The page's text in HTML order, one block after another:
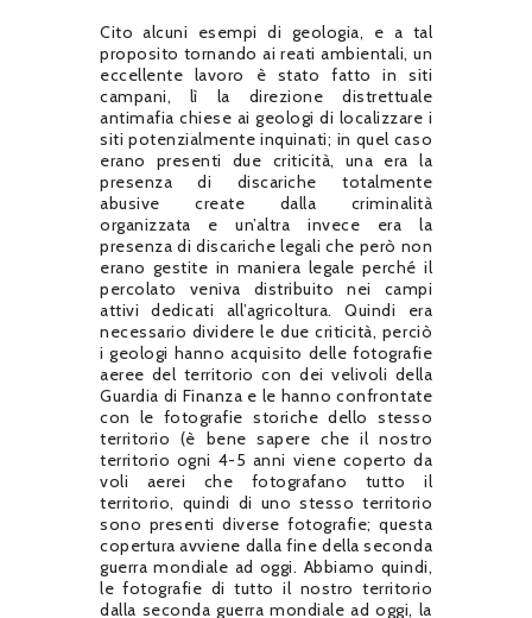
Cito alcuni esempi di geologia, e a tal
proposito tornando ai reati ambientali, un
eccellente lavoro è stato fatto in siti
campani, lì la direzione distrettuale
antimafia chiese ai geologi di localizzare i
siti potenzialmente inquinati; in quel caso
erano presenti due criticità, una era la
presenza di discariche totalmente
abusive create dalla criminalità
organizzata e un’altra invece era la
presenza di discariche legali che però non
erano gestite in maniera legale perché il
percolato veniva distribuito nei campi
attivi dedicati all’agricoltura. Quindi era
necessario dividere le due criticità, perciò
i geologi hanno acquisito delle fotografie
aeree del territorio con dei velivoli della
Guardia di Finanza e le hanno confrontate
con le fotografie storiche dello stesso
territorio (è bene sapere che il nostro
territorio ogni 4-5 anni viene coperto da
voli aerei che fotografano tutto il
territorio, quindi di uno stesso territorio
sono presenti diverse fotografie; questa
copertura avviene dalla fine della seconda
guerra mondiale ad oggi. Abbiamo quindi,
le fotografie di tutto il nostro territorio
dalla seconda guerra mondiale ad oggi, la